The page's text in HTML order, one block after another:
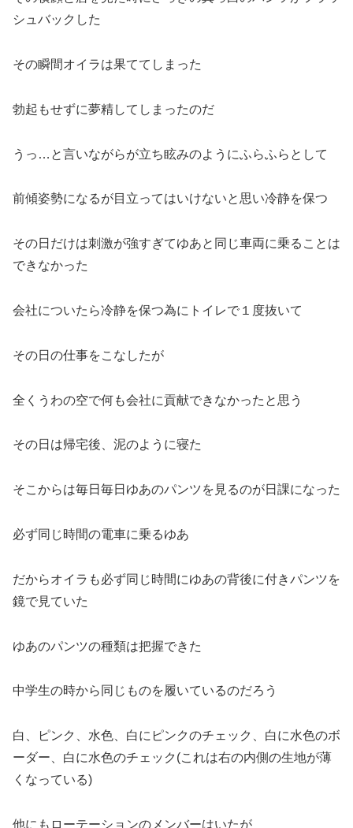
シュバックした
その瞬間オイラは果ててしまった
勃起もせずに夢精してしまったのだ
うっ…と言いながらが立ち眩みのようにふらふらとして
前傾姿勢になるが目立ってはいけないと思い冷静を保つ
その日だけは刺激が強すぎてゆあと同じ車両に乗ることは
できなかった
会社についたら冷静を保つ為にトイレで１度抜いて
その日の仕事をこなしたが
全くうわの空で何も会社に貢献できなかったと思う
その日は帰宅後、泥のように寝た
そこからは毎日毎日ゆあのパンツを見るのが日課になった
必ず同じ時間の電車に乗るゆあ
だからオイラも必ず同じ時間にゆあの背後に付きパンツを
鏡で見ていた
ゆあのパンツの種類は把握できた
中学生の時から同じものを履いているのだろう
白、ピンク、水色、白にピンクのチェック、白に水色のボ
ーダー、白に水色のチェック(これは右の内側の生地が薄
くなっている)
他にもローテーションのメンバーはいたが